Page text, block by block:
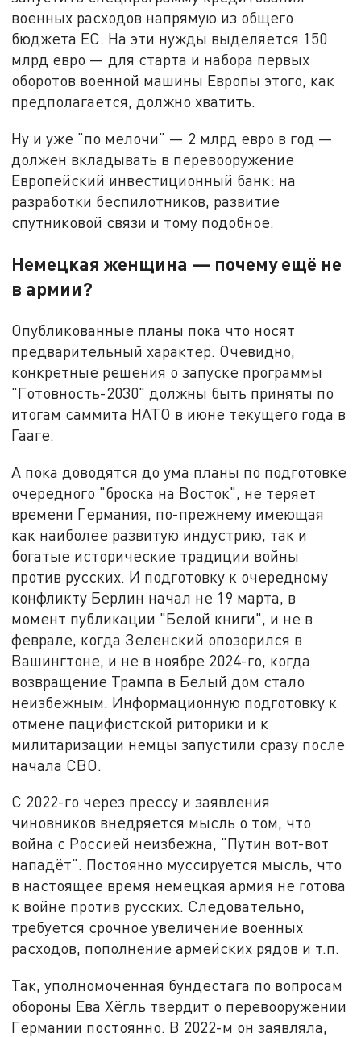
военных расходов напрямую из общего
бюджета ЕС. На эти нужды выделяется 150
млрд евро — для старта и набора первых
оборотов военной машины Европы этого, как
предполагается, должно хватить.
Ну и уже "по мелочи" — 2 млрд евро в год —
должен вкладывать в перевооружение
Европейский инвестиционный банк: на
разработки беспилотников, развитие
спутниковой связи и тому подобное.
Немецкая женщина — почему ещё не
в армии?
Опубликованные планы пока что носят
предварительный характер. Очевидно,
конкретные решения о запуске программы
"Готовность-2030" должны быть приняты по
итогам саммита НАТО в июне текущего года в
Гааге.
А пока доводятся до ума планы по подготовке
очередного "броска на Восток", не теряет
времени Германия, по-прежнему имеющая
как наиболее развитую индустрию, так и
богатые исторические традиции войны
против русских. И подготовку к очередному
конфликту Берлин начал не 19 марта, в
момент публикации "Белой книги", и не в
феврале, когда Зеленский опозорился в
Вашингтоне, и не в ноябре 2024-го, когда
возвращение Трампа в Белый дом стало
неизбежным. Информационную подготовку к
отмене пацифистской риторики и к
милитаризации немцы запустили сразу после
начала СВО.
С 2022-го через прессу и заявления
чиновников внедряется мысль о том, что
война с Россией неизбежна, "Путин вот-вот
нападёт". Постоянно муссируется мысль, что
в настоящее время немецкая армия не готова
к войне против русских. Следовательно,
требуется срочное увеличение военных
расходов, пополнение армейских рядов и т.п.
Так, уполномоченная бундестага по вопросам
обороны Ева Хёгль твердит о перевооружении
Германии постоянно. В 2022-м он заявляла,